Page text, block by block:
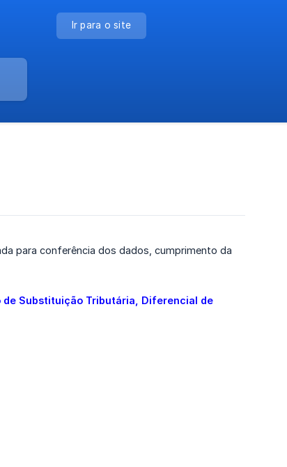
Ir para o site
para conferência dos dados, cumprimento da
de Substituição Tributária, Diferencial de